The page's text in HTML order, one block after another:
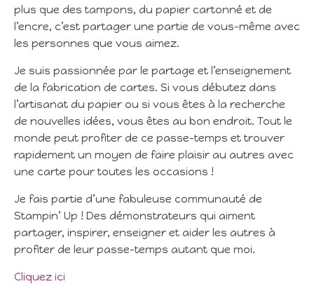
plus que des tampons, du papier cartonné et de
l’encre, c’est partager une partie de vous-même avec
les personnes que vous aimez.
Je suis passionnée par le partage et l’enseignement
de la fabrication de cartes. Si vous débutez dans
l’artisanat du papier ou si vous êtes à la recherche
de nouvelles idées, vous êtes au bon endroit. Tout le
monde peut profiter de ce passe-temps et trouver
rapidement un moyen de faire plaisir au autres avec
une carte pour toutes les occasions !
Je fais partie d’une fabuleuse communauté de
Stampin’ Up ! Des démonstrateurs qui aiment
partager, inspirer, enseigner et aider les autres à
profiter de leur passe-temps autant que moi.
Cliquez ici